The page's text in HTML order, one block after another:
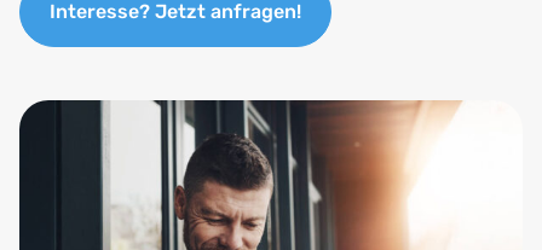
Interesse? Jetzt anfragen!